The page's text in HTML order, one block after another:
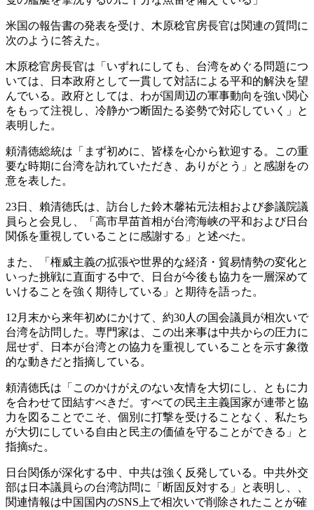
米国の報告書の発表を受け、木原稔官房長官は関連の質問に
次のように答えた。
木原稔官房長官は「いずれにしても、台湾をめぐる問題につ
いては、日本政府として一貫して対話による平和的解決を望
んでいる。政府としては、わが国周辺の軍事動向を強い関心
をもって注視し、冷静かつ断固たる姿勢で対応していく」と
表明した。
頼清徳総統は「まず初めに、皆様を心から歓迎する。この重
要な時期に台湾を訪れていただき、ありがとう」と感謝をの
意を表した。
23日、賴清徳氏は、訪台した鈴木馨祐元法相および参議院議
員らと会見し、「高市早苗首相が台湾海峡の平和および日台
関係を重視していることに感謝する」と述べた。
また、「権威主義の拡張や世界的な経済・貿易情勢の変化と
いった挑戦に直面する中で、日台が今後も協力を一層深めて
いけることを強く期待している」と期待を語った。
12月末から来年初めにかけて、約30人の国会議員が相次いで
台湾を訪問した。専門家は、この出来事は中共からの圧力に
屈せず、日本が台湾との協力を重視していることを示す象徴
的な動きだと指摘している。
頼清徳氏は「このかけがえのない友情を大切にし、ともに力
を合わせて団結すべきだ。すべての民主主義国家が連帯と協
力を図ることでこそ、個別に打撃を受けることなく、私たち
が大切にしている自由と民主の価値を守ることができる」と
指摘sた。
日台関係が深化する中、中共は強く反発している。中共外交
部は日本議員らの台湾訪問に「断固反対する」と表明し、、
関連情報は中国国内のSNS上で相次いで削除されたことが確